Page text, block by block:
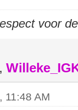
voor
,
11:48 AM